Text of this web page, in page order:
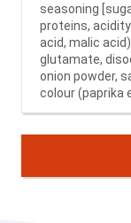
seasoning
proteins,
acid, malic
glutamate,
onion powder,
colour (paprika